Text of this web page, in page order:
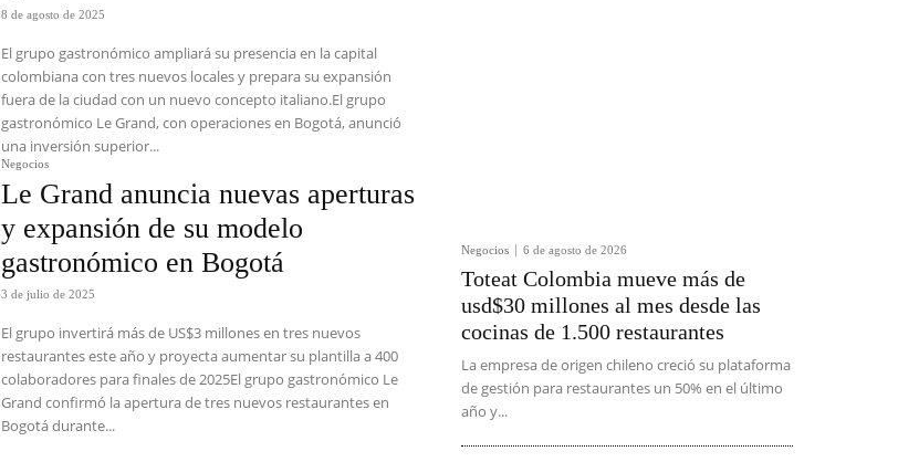
8 de agosto de 2025
El grupo gastronómico ampliará su presencia en la capital
colombiana con tres nuevos locales y prepara su expansión
fuera de la ciudad con un nuevo concepto italiano.El grupo
gastronómico Le Grand, con operaciones en Bogotá, anunció
una inversión superior...
Negocios
Le Grand anuncia nuevas aperturas
y expansión de su modelo
gastronómico en Bogotá
3 de julio de 2025
El grupo invertirá más de US$3 millones en tres nuevos
restaurantes este año y proyecta aumentar su plantilla a 400
colaboradores para finales de 2025El grupo gastronómico Le
Grand confirmó la apertura de tres nuevos restaurantes en
Bogotá durante...
Negocios 6 de agosto de 2026
Toteat Colombia mueve más de
usd$30 millones al mes desde las
cocinas de 1.500 restaurantes
La empresa de origen chileno creció su plataforma
de gestión para restaurantes un 50% en el último
año y...